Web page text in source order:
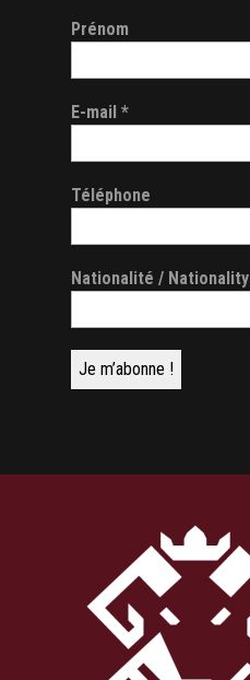
Prénom
E-mail *
Téléphone
Nationalité / Nationality